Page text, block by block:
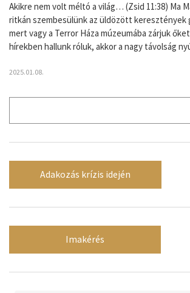
Akikre nem volt méltó a világ… (Zsid 11:38) Ma
ritkán szembesülünk az üldözött keresztények
mert vagy a Terror Háza múzeumába zárjuk
hírekben hallunk róluk, akkor a nagy távolság
2025.01.08.
Adakozás krízis idején
Imakérés